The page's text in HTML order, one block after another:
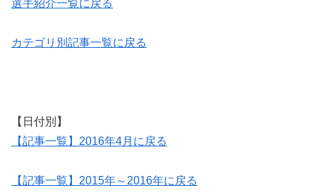
選手紹介一覧に戻る
カテゴリ別記事一覧に戻る
【日付別】
【記事一覧】2016年4月に戻る
【記事一覧】2015年～2016年に戻る